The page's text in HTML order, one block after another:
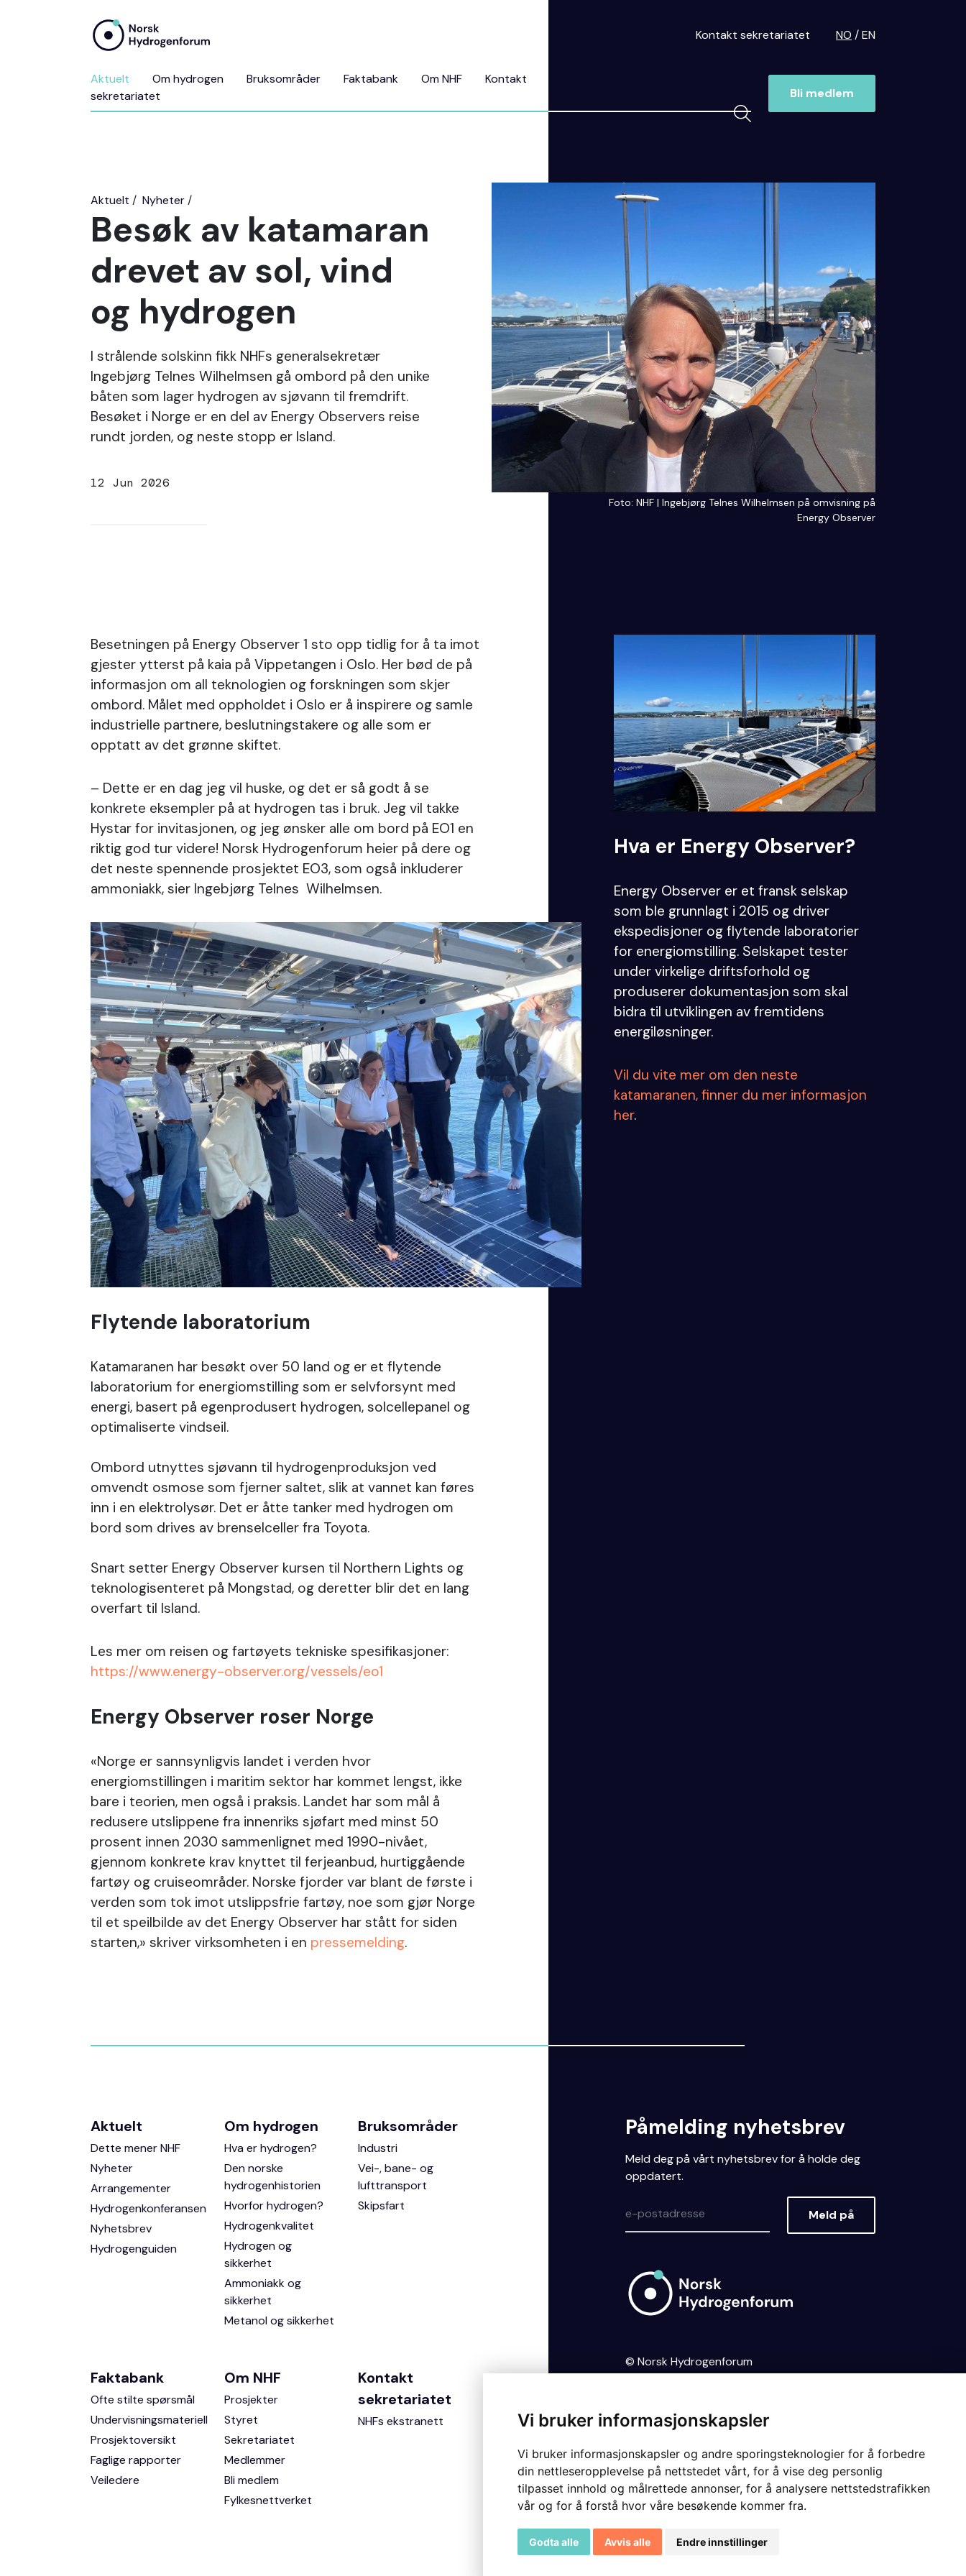
Vi bruker informasjonskapsler
Vi bruker informasjonskapsler og andre sporingsteknologier for å forbedre
din nettleseropplevelse på nettstedet vårt, for å vise deg personlig
tilpasset innhold og målrettede annonser, for å analysere nettstedstrafikken
vår og for å forstå hvor våre besøkende kommer fra.
Godta alle Avvis alle Endre innstillinger
Kontakt sekretariatet NO EN
Aktuelt Om hydrogen Bruksområder Faktabank Om NHF
Kontakt
sekretariatet
Bli medlem
Foto: NHF | Ingebjørg Telnes Wilhelmsen på omvisning på
Energy Observer
Aktuelt Nyheter
Besøk av katamaran
drevet av sol, vind
og hydrogen
I strålende solskinn fikk NHFs generalsekretær
Ingebjørg Telnes Wilhelmsen gå ombord på den unike
båten som lager hydrogen av sjøvann til fremdrift.
Besøket i Norge er en del av Energy Observers reise
rundt jorden, og neste stopp er Island.
12 Jun 2026
Besetningen på Energy Observer 1 sto opp tidlig for å ta imot
gjester ytterst på kaia på Vippetangen i Oslo. Her bød de på
informasjon om all teknologien og forskningen som skjer
ombord. Målet med oppholdet i Oslo er å inspirere og samle
industrielle partnere, beslutningstakere og alle som er
opptatt av det grønne skiftet.
– Dette er en dag jeg vil huske, og det er så godt å se
konkrete eksempler på at hydrogen tas i bruk. Jeg vil takke
Hystar for invitasjonen, og jeg ønsker alle om bord på EO1 en
riktig god tur videre! Norsk Hydrogenforum heier på dere og
det neste spennende prosjektet EO3, som også inkluderer
ammoniakk, sier Ingebjørg Telnes Wilhelmsen.
Flytende laboratorium
Katamaranen har besøkt over 50 land og er et flytende
laboratorium for energiomstilling som er selvforsynt med
energi, basert på egenprodusert hydrogen, solcellepanel og
optimaliserte vindseil.
Ombord utnyttes sjøvann til hydrogenproduksjon ved
omvendt osmose som fjerner saltet, slik at vannet kan føres
inn i en elektrolysør. Det er åtte tanker med hydrogen om
bord som drives av brenselceller fra Toyota.
Snart setter Energy Observer kursen til Northern Lights og
teknologisenteret på Mongstad, og deretter blir det en lang
overfart til Island.
Les mer om reisen og fartøyets tekniske spesifikasjoner:
https://www.energy-observer.org/vessels/eo1
Energy Observer roser Norge
«Norge er sannsynligvis landet i verden hvor
energiomstillingen i maritim sektor har kommet lengst, ikke
bare i teorien, men også i praksis. Landet har som mål å
redusere utslippene fra innenriks sjøfart med minst 50
prosent innen 2030 sammenlignet med 1990-nivået,
gjennom konkrete krav knyttet til ferjeanbud, hurtiggående
fartøy og cruiseområder. Norske fjorder var blant de første i
verden som tok imot utslippsfrie fartøy, noe som gjør Norge
til et speilbilde av det Energy Observer har stått for siden
starten,» skriver virksomheten i en pressemelding.
Hva er Energy Observer?
Energy Observer er et fransk selskap
som ble grunnlagt i 2015 og driver
ekspedisjoner og flytende laboratorier
for energiomstilling. Selskapet tester
under virkelige driftsforhold og
produserer dokumentasjon som skal
bidra til utviklingen av fremtidens
energiløsninger.
Vil du vite mer om den neste
katamaranen, finner du mer informasjon
her.
Aktuelt
Dette mener NHF
Nyheter
Arrangementer
Hydrogenkonferansen
Nyhetsbrev
Hydrogenguiden
Om hydrogen
Hva er hydrogen?
Den norske
hydrogenhistorien
Hvorfor hydrogen?
Hydrogenkvalitet
Hydrogen og
sikkerhet
Ammoniakk og
sikkerhet
Metanol og sikkerhet
Bruksområder
Industri
Vei-, bane- og
lufttransport
Skipsfart
Faktabank
Ofte stilte spørsmål
Undervisningsmateriell
Prosjektoversikt
Faglige rapporter
Veiledere
Om NHF
Prosjekter
Styret
Sekretariatet
Medlemmer
Bli medlem
Fylkesnettverket
Kontakt
sekretariatet
NHFs ekstranett
Påmelding nyhetsbrev
Meld deg på vårt nyhetsbrev for å holde deg
oppdatert.
Meld på
© Norsk Hydrogenforum